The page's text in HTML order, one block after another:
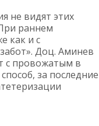
не видят этих
раннем
как и с
Доц. Аминев
с провожатым в
за последние